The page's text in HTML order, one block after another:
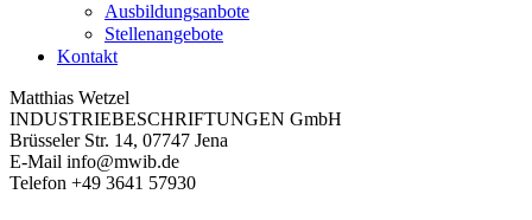
Ausbildungsanbote
Stellenangebote
Kontakt
Matthias Wetzel
INDUSTRIEBESCHRIFTUNGEN GmbH
Brüsseler Str. 14, 07747 Jena
E-Mail info@mwib.de
Telefon +49 3641 57930